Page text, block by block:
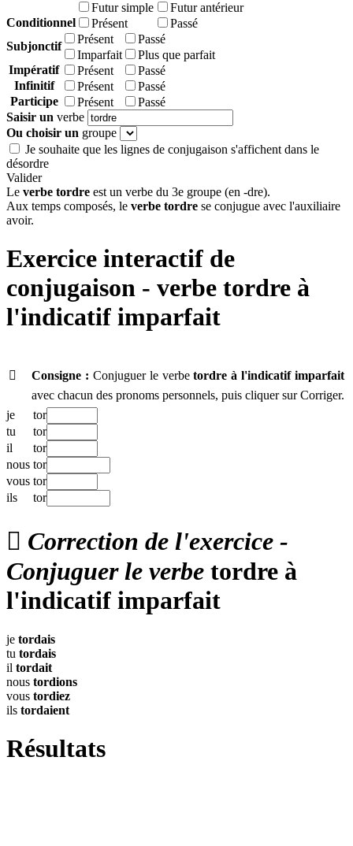
Futur simple
Futur antérieur
Conditionnel
Présent
Passé
Subjonctif
Présent
Passé
Imparfait
Plus que parfait
Impératif
Présent
Passé
Infinitif
Présent
Passé
Participe
Présent
Passé
Saisir un verbe
Ou choisir un groupe
Je souhaite que les lignes de conjugaison s'affichent dans le
désordre
Valider
Le verbe tordre est un verbe du 3e groupe (en -dre).
Aux temps composés, le verbe tordre se conjugue avec l'auxiliaire
avoir.
Exercice interactif de
conjugaison - verbe tordre à
l'indicatif imparfait
 Consigne : Conjuguer le verbetordre à l'indicatif imparfait
avec chacun des pronoms personnels, puis cliquer sur Corriger.
je
tor
tu
tor
il
tor
nous tor
vous tor
ils
tor
 Correction de l'exercice -
Conjuguer le verbe tordre à
l'indicatif imparfait
je tordais
tu tordais
il tordait
nous tordions
vous tordiez
ils tordaient
Résultats